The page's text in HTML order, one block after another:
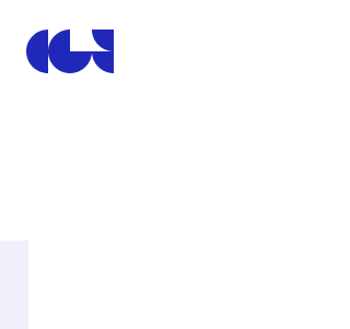
Centre de la Gravure et de